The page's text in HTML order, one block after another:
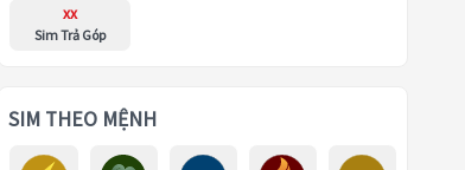
xx
Sim Trả Góp
SIM THEO MỆNH